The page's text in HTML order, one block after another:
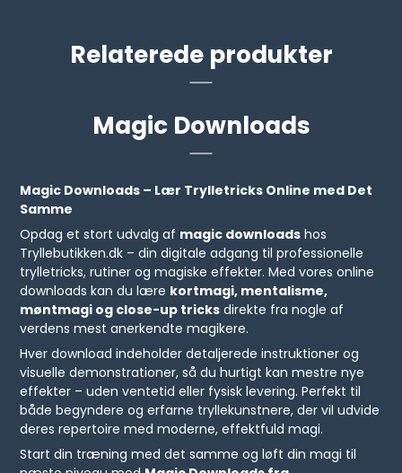
Relaterede produkter
Magic Downloads
Magic Downloads – Lær Trylletricks Online med Det
Samme
Opdag et stort udvalg af magic downloads hos
Tryllebutikken.dk – din digitale adgang til professionelle
trylletricks, rutiner og magiske effekter. Med vores online
downloads kan du lære kortmagi, mentalisme,
møntmagi og close-up tricks direkte fra nogle af
verdens mest anerkendte magikere.
Hver download indeholder detaljerede instruktioner og
visuelle demonstrationer, så du hurtigt kan mestre nye
effekter – uden ventetid eller fysisk levering. Perfekt til
både begyndere og erfarne tryllekunstnere, der vil udvide
deres repertoire med moderne, effektfuld magi.
Start din træning med det samme og løft din magi til